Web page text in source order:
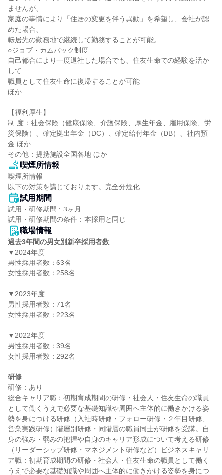
ませんが、
家庭の事情により「住居の変更を伴う異動」を希望し、会社が認
めた場合、
転居先の勤務地で継続して勤務することが可能。
○ジョブ・カムバック制度
自己都合により一度退社した場合でも、住友生命での経験を活か
して
職員として住友生命に復帰することが可能
ほか
【福利厚生】
制 度：社会保険（健康保険、介護保険、厚生年金、雇用保険、労
災保険）、確定拠出年金（DC）、確定給付年金（DB）、社内預
金 ほか
その他：提携施設全国各地 ほか
喫煙所情報
喫煙所情報
以下の対策を講じております。完全分煙化
試用期間
試用・研修期間：3ヶ月
職場情報
過去3年間の男女別新卒採用者数
▼2024年度
男性採用者数：63名
女性採用者数：258名
▼2023年度
男性採用者数：71名
女性採用者数：223名
▼2022年度
男性採用者数：39名
女性採用者数：292名
研修
研修：あり
総合キャリア職：初期育成期間の研修・社会人・住友生命の職員
として働くうえで必要な基礎知識や周囲へ主体的に働きかける姿
勢を身につける研修（入社時研修・フォロー研修・２年目研修、
営業実践研修）階層別研修・同階層の職員同士が研修を受講。自
身の強み・弱みの把握や自身のキャリア形成について考える研修
（リーダーシップ研修・マネジメント研修など）ビジネスキャリ
ア職：初期育成期間の研修・社会人・住友生命の職員として働く
うえで必要な基礎知識や周囲へ主体的に働きかける姿勢を身につ